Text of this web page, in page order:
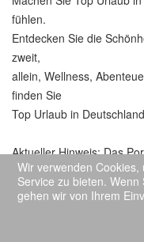
fühlen.
Entdecken Sie die
zweit,
allein, Wellness,
finden Sie
Top Urlaub in
Aktueller Hinweis: Das
haben Sie Verständnis
keine Unterkunft bzw.
Wir verwenden
Service zu bieten.
gehen wir von Ihrem